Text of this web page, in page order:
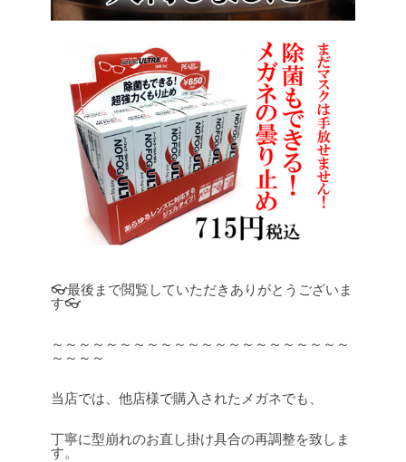
👓最後まで閲覧していただきありがとうございま
す👓
～～～～～～～～～～～～～～～～～～～～～～
～～～～
当店では、他店様で購入されたメガネでも、
丁寧に型崩れのお直し掛け具合の再調整を致しま
す。